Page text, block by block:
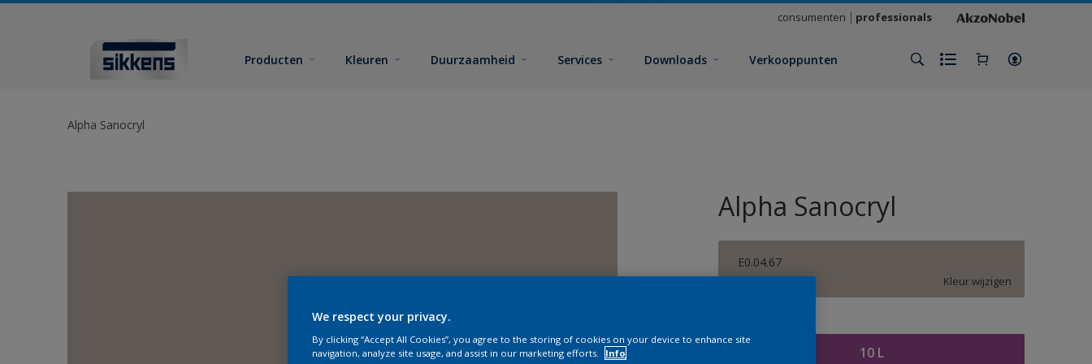
consumenten professionals
Producten Kleuren Duurzaamheid Services Downloads Verkooppunten
Alpha Sanocryl
Alpha Sanocryl
E0.04.67
Kleur wijzigen
10 L
We respect your privacy.
By clicking “Accept All Cookies”, you agree to the storing of cookies on your device to enhance site
navigation, analyze site usage, and assist in our marketing efforts.
Info